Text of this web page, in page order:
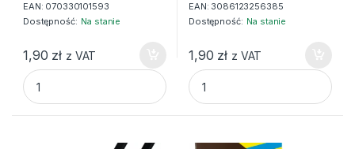
EAN: 070330101593
Dostępność: Na stanie
1,90 zł z VAT
DŁUGOPIS CRISTAL FINE ORANGE NIEBIESKI BIC quantity
EAN: 3086123256385
Dostępność: Na stanie
1,90 zł z VAT
DŁUGOPIS CZARNY BIC